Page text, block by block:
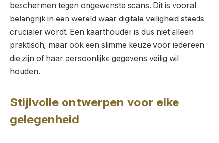
beschermen tegen ongewenste scans. Dit is vooral
belangrijk in een wereld waar digitale veiligheid steeds
crucialer wordt. Een kaarthouder is dus niet alleen
praktisch, maar ook een slimme keuze voor iedereen
die zijn of haar persoonlijke gegevens veilig wil
houden.
Stijlvolle ontwerpen voor elke
gelegenheid